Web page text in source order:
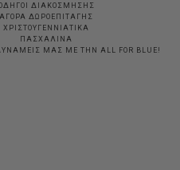
ΔΙΑΚΟΣΜΗΣΗΣ
ΑΓΟΡΑ ΔΩΡΟΕΠΙΤΑΓΗΣ
ΧΡΙΣΤΟΥΓΕΝΝΙΑΤΙΚΑ
ΠΑΣΧΑΛΙΝΑ
ΜΑΣ ΜΕ ΤΗΝ ALL FOR BLUE!